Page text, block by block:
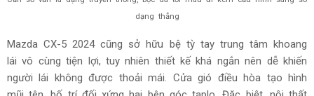
dạng thẳng
Mazda CX-5 2024 cũng sở hữu bệ tỳ tay trung tâm khoang
lái vô cùng tiện lợi, tuy nhiên thiết kế khá ngắn nên dễ khiến
người lái không được thoải mái. Cửa gió điều hòa tạo hình